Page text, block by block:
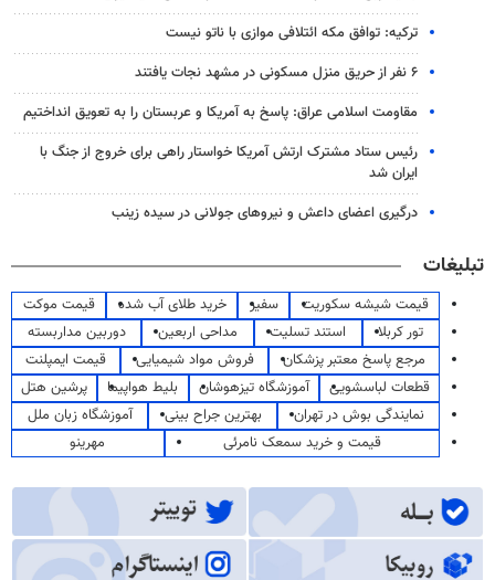
ترکیه: توافق مکه ائتلافی موازی با ناتو نیست
۶ نفر از حریق منزل مسکونی در مشهد نجات یافتند
مقاومت اسلامی عراق: پاسخ به آمریکا و عربستان را به تعویق انداختیم
رئیس ستاد مشترک ارتش آمریکا خواستار راهی برای خروج از جنگ با
ایران شد
درگیری اعضای داعش و نیروهای جولانی در سیده زینب
تبلیغات
قیمت شیشه سکوریت سفیر خرید طلای آب شده
قیمت موکت
تور کربلا
استند تسلیت مداحی اربعین
دوربین مداربسته
مرجع پاسخ معتبر پزشکان
فروش مواد شیمیایی
قیمت ایمپلنت
قطعات لباسشویی
آموزشگاه تیزهوشان بلیط هواپیما
پرشین هتل
نمایندگی بوش در تهران
بهترین جراح بینی
آموزشگاه زبان ملل
قیمت و خرید سمعک نامرئی
مهرینو